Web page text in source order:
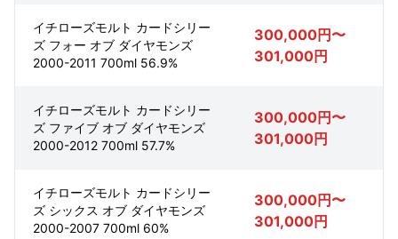
イチローズモルト カードシリー
ズ フォー オブ ダイヤモンズ
2000-2011 700ml 56.9%
300,000円〜
301,000円
イチローズモルト カードシリー
ズ ファイブ オブ ダイヤモンズ
2000-2012 700ml 57.7%
300,000円〜
301,000円
イチローズモルト カードシリー
ズ シックス オブ ダイヤモンズ
2000-2007 700ml 60%
300,000円〜
301,000円